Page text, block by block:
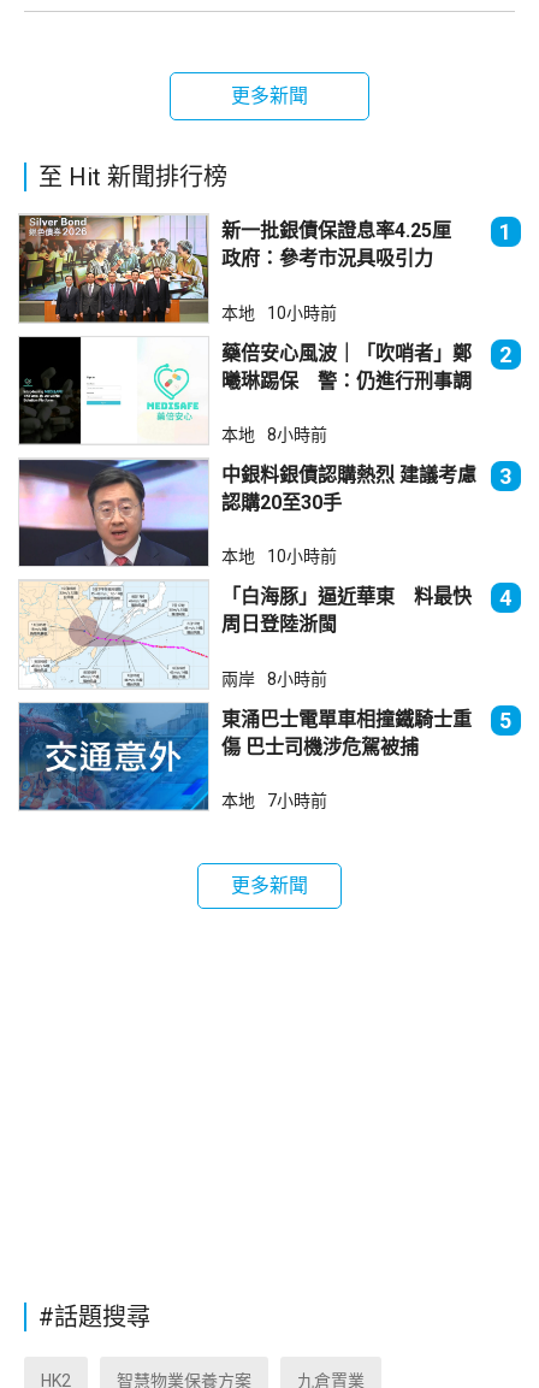
更多新聞
至 Hit 新聞排行榜
新一批銀債保證息率4.25厘
政府：參考市況具吸引力
1
本地 10小時前
藥倍安心風波｜「吹哨者」鄭
曦琳踢保 警：仍進行刑事調
2
本地 8小時前
中銀料銀債認購熱烈 建議考慮
認購20至30手
3
本地 10小時前
「白海豚」逼近華東 料最快
周日登陸浙閩
4
兩岸 8小時前
東涌巴士電單車相撞鐵騎士重
傷 巴士司機涉危駕被捕
5
本地 7小時前
更多新聞
#話題搜尋
HK2 智慧物業保養方案 九倉置業